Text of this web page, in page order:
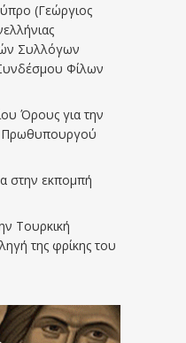
(Γεώργιος
Συλλόγων
Φίλων
Όρους για την
Πρωθυπουργού
στην εκπομπή
Τουρκική
της φρίκης του